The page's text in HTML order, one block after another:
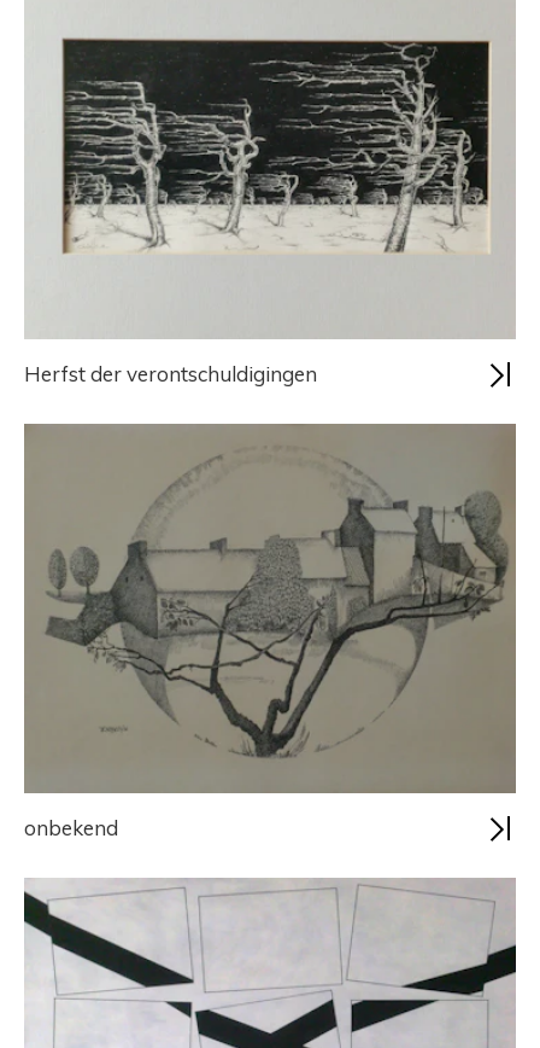
Herfst der verontschuldigingen
onbekend